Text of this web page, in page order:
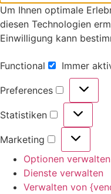
Um Ihnen optimale
diesen Technologien
Einwilligung kann
Functional Immer
Preferences
Statistiken
Marketing
Optionen verwalten
Dienste verwalten
Verwalten von